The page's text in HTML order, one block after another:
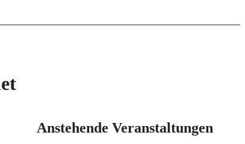
Anstehende Veranstaltungen